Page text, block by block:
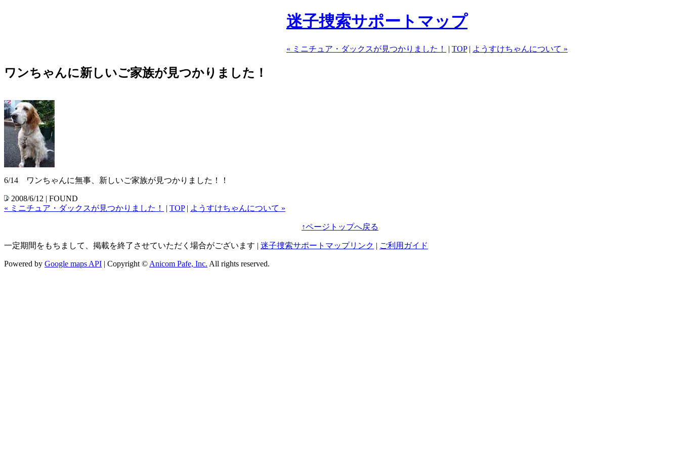
迷子捜索サポートマップ
« ミニチュア・ダックスが見つかりました！ | TOP| ようすけちゃんについて »
ワンちゃんに新しいご家族が見つかりました！
6/14 ワンちゃんに無事、新しいご家族が見つかりました！！
2008/6/12 | FOUND
« ミニチュア・ダックスが見つかりました！
| TOP| ようすけちゃんについて »
↑ページトップへ戻る
一定期間をもちまして、掲載を終了させていただく場合がございます | 迷子捜索サポートマップリンク | ご利用ガイド
Powered by Google maps API | Copyright © Anicom Pafe, Inc. All rights reserved.